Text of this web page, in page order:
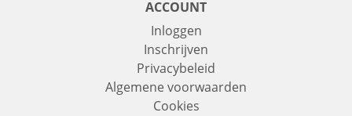
ACCOUNT
Inloggen
Inschrijven
Privacybeleid
Algemene voorwaarden
Cookies